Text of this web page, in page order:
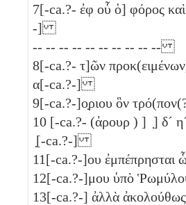
7[-ca.?- ἐφ οὗ ὁ] φόρος καὶ
-]
-- -- -- -- -- -- -- -- -- --
8[-ca.?- τ]ῶν
α[-ca.?-]
9[-ca.?-]ο̣ριου ὃν
10 [-ca.?- (ἀρουρ ) ] ̣] δ´
̣[-ca.?-]
11[-ca.?-]ου
12[-ca.?-]μου ὑπὸ
13[-ca.?-] ἀλλὰ